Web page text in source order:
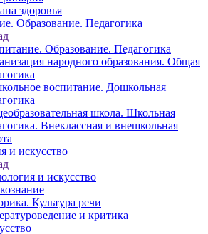
здоровья
Образование. Педагогика
Образование. Педагогика
народного образования. Общая
воспитание. Дошкольная
школа. Школьная
Внеклассная и внешкольная
и искусство
и искусство
Культура речи
и критика